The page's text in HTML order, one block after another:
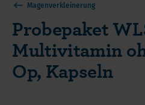
Magenverkleinerung
Probepaket
Multivitamin
Op, Kapseln